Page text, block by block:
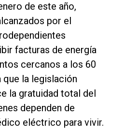
de este año,
por el
facturas de energía
cercanos a los 60
que la legislación
la gratuidad total del
dependen de
eléctrico para vivir.